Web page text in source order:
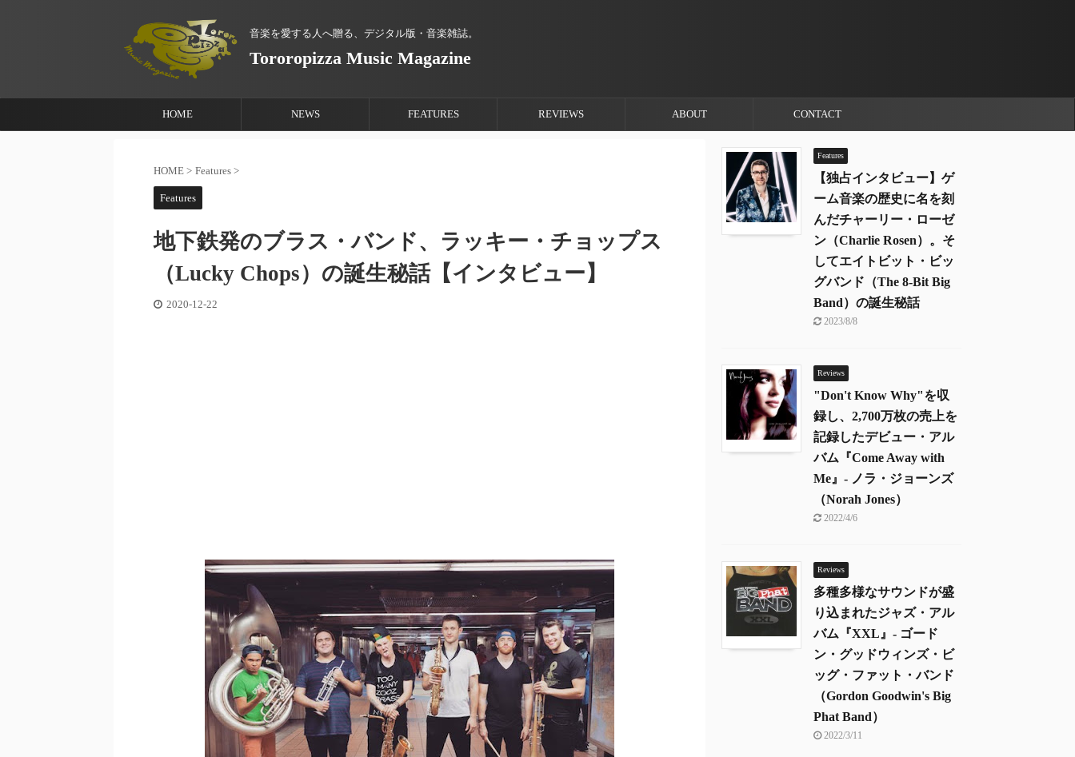
音楽を愛する人へ贈る、デジタル版・音楽雑誌。
Tororopizza Music Magazine
HOME NEWS FEATURES REVIEWS ABOUT CONTACT
HOME > Features >
Features
地下鉄発のブラス・バンド、ラッキー・チョップス
（Lucky Chops）の誕生秘話【インタビュー】
2020-12-22
Features
【独占インタビュー】ゲ
ーム音楽の歴史に名を刻
んだチャーリー・ローゼ
ン（Charlie Rosen）。そ
してエイトビット・ビッ
グバンド（The 8-Bit Big
Band）の誕生秘話
2023/8/8
Reviews
"Don't Know Why"を収
録し、2,700万枚の売上を
記録したデビュー・アル
バム『Come Away with
Me』- ノラ・ジョーンズ
（Norah Jones）
2022/4/6
Reviews
多種多様なサウンドが盛
り込まれたジャズ・アル
バム『XXL』- ゴード
ン・グッドウィンズ・ビ
ッグ・ファット・バンド
（Gordon Goodwin's Big
Phat Band）
2022/3/11